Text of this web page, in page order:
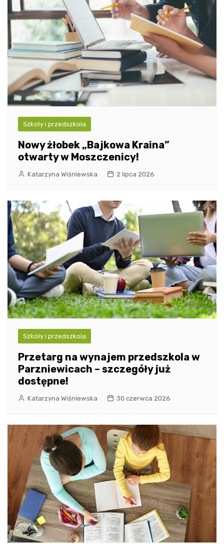
Szkoły i przedszkola
Nowy żłobek „Bajkowa Kraina”
otwarty w Moszczenicy!
Katarzyna Wiśniewska 2 lipca 2026
Szkoły i przedszkola
Przetarg na wynajem przedszkola w
Parzniewicach – szczegóły już
dostępne!
Katarzyna Wiśniewska 30 czerwca 2026